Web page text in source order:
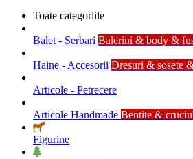
Toate categoriile
Balet - Serbari Balerini & body &
Haine - Accesorii Dresuri & sosete
Articole - Petrecere
Articole Handmade Bentite &
Figurine